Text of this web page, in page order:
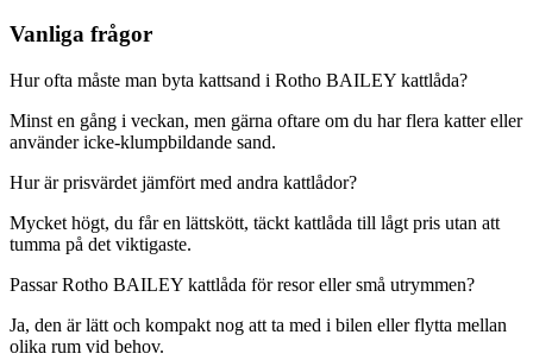
Vanliga frågor
Hur ofta måste man byta kattsand i Rotho BAILEY kattlåda?
Minst en gång i veckan, men gärna oftare om du har flera katter eller
använder icke-klumpbildande sand.
Hur är prisvärdet jämfört med andra kattlådor?
Mycket högt, du får en lättskött, täckt kattlåda till lågt pris utan att
tumma på det viktigaste.
Passar Rotho BAILEY kattlåda för resor eller små utrymmen?
Ja, den är lätt och kompakt nog att ta med i bilen eller flytta mellan
olika rum vid behov.